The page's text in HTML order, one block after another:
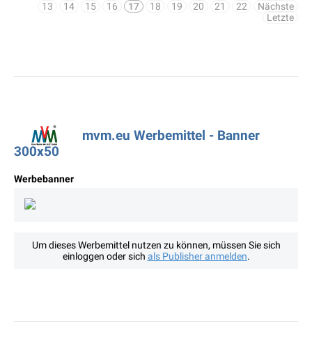
13
14 15 16 17 18 19 20 21 22
Nächste
Letzte
mvm.eu Werbemittel - Banner
300x50
Werbebanner
Um dieses Werbemittel nutzen zu können, müssen Sie sich
einloggen oder sich als Publisher anmelden.